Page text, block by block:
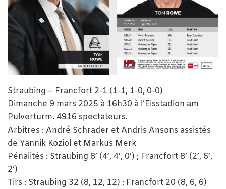
Straubing – Francfort 2-1 (1-1, 1-0, 0-0)
Dimanche 9 mars 2025 à 16h30 à l’Eisstadion am
Pulverturm. 4916 spectateurs.
Arbitres : André Schrader et Andris Ansons assistés
de Yannik Koziol et Markus Merk
Pénalités : Straubing 8’ (4’, 4’, 0’) ; Francfort 8’ (2’, 6’,
2’)
Tirs : Straubing 32 (8, 12, 12) ; Francfort 20 (8, 6, 6)